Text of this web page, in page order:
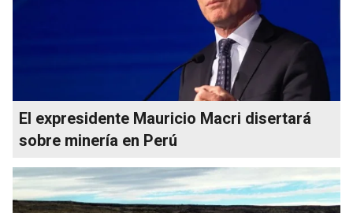
El expresidente Mauricio Macri disertará
sobre minería en Perú